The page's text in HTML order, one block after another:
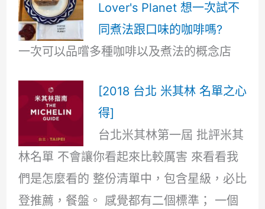
Lover's Planet 想一次試不
同煮法跟口味的咖啡嗎?
一次可以品嚐多種咖啡以及煮法的概念店
[2018 台北 米其林 名單之心
得]
台北米其林第一屆 批評米其
林名單 不會讓你看起來比較厲害 來看看我
們是怎麼看的 整份清單中，包含星級，必比
登推薦，餐盤。 感覺都有二個標準； 一個